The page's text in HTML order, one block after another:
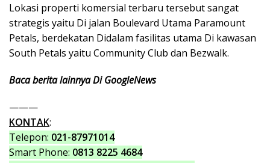
Lokasi properti komersial terbaru tersebut sangat
strategis yaitu Di jalan Boulevard Utama Paramount
Petals, berdekatan Didalam fasilitas utama Di kawasan
South Petals yaitu Community Club dan Bezwalk.
Baca berita lainnya Di GoogleNews
———
KONTAK:
Telepon: 021-87971014
Smart Phone: 0813 8225 4684